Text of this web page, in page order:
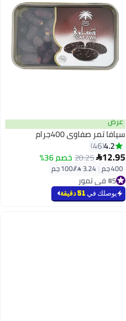
عرض
سيافا تمر صفاوي 400جرام
4.2
46
12.95
20.25خصم 36%
400 جم |
#5 في تمور
#5 في تمور
يوصلك في 51 دقيقة